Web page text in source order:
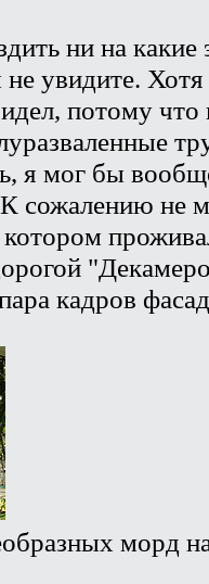
ни на какие
увидите. Хотя
потому
я мог бы
сожалению не
кадров
морд